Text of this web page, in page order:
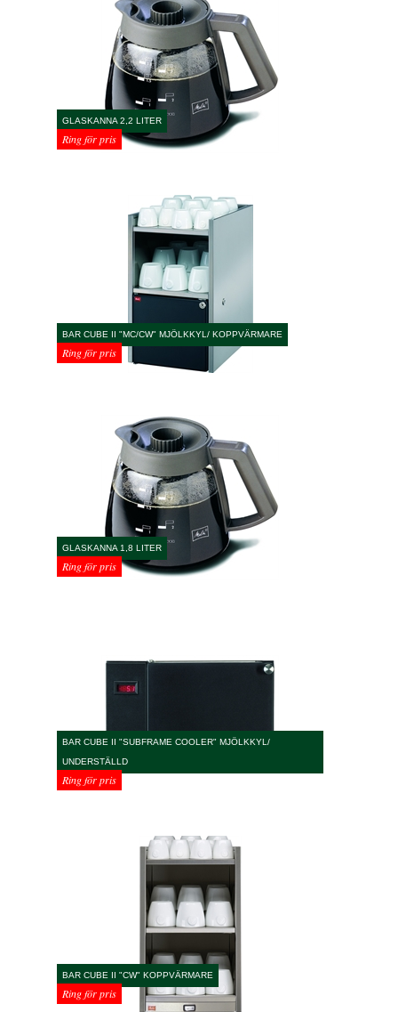
GLASKANNA 2,2 LITER
Ring för pris
BAR CUBE II "MC/CW" MJÖLKKYL/ KOPPVÄRMARE
Ring för pris
GLASKANNA 1,8 LITER
Ring för pris
BAR CUBE II "SUBFRAME COOLER" MJÖLKKYL/
UNDERSTÄLLD
Ring för pris
BAR CUBE II "CW" KOPPVÄRMARE
Ring för pris